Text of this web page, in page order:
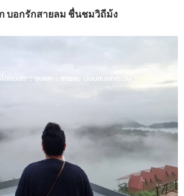
บอกรักสายลม ชื่นชมวิถีม้ง